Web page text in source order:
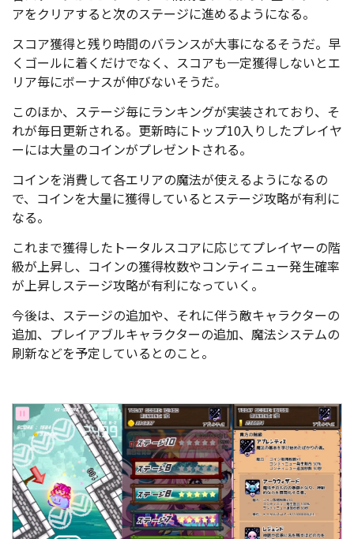
アをクリアすると次のステージに進めるようになる。
スコア獲得と残り時間のバランスが大事になるそうだ。早
くゴールに着くだけでなく、スコアも一定獲得しないとエ
リア毎にボーナスが伸びないそうだ。
このほか、ステージ毎にランキングが実装されており、そ
れが毎日更新される。更新時にトップ10入りしたプレイヤ
ーには大量のコインがプレゼントされる。
コインを消費して各エリアの魔法が使えるようになるの
で、コインを大量に獲得しているとステージ攻略が有利に
なる。
これまで獲得したトータルスコアに応じてプレイヤーの階
級が上昇し、コインの獲得枚数やコンティニュー発生確率
が上昇しステージ攻略が有利になっていく。
今後は、ステージの追加や、それに伴う敵キャラクターの
追加、プレイアブルキャラクターの追加、魔法システムの
刷新などを予定しているとのこと。